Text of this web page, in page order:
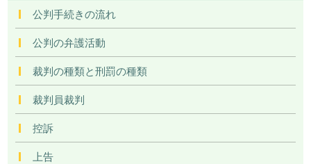
公判手続きの流れ
公判の弁護活動
裁判の種類と刑罰の種類
裁判員裁判
控訴
上告